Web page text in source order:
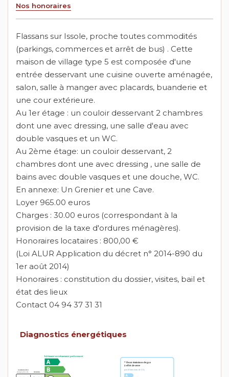
Nos honoraires
Flassans sur Issole, proche toutes commodités
(parkings, commerces et arrêt de bus) . Cette
maison de village type 5 est composée d'une
entrée desservant une cuisine ouverte aménagée,
salon, salle à manger avec placards, buanderie et
une cour extérieure.
Au 1er étage : un couloir desservant 2 chambres
dont une avec dressing, une salle d'eau avec
double vasques et un WC.
Au 2ème étage: un couloir desservant, 2
chambres dont une avec dressing , une salle de
bains avec double vasques et une douche, WC.
En annexe: Un Grenier et une Cave.
Loyer 965.00 euros
Charges : 30.00 euros (correspondant à la
provision de la taxe d'ordures ménagères).
Honoraires locataires : 800,00 €
(Loi ALUR Application du décret n° 2014-890 du
1er août 2014)
Honoraires : constitution du dossier, visites, bail et
état des lieux
Contact 04 94 37 31 31
Diagnostics énergétiques